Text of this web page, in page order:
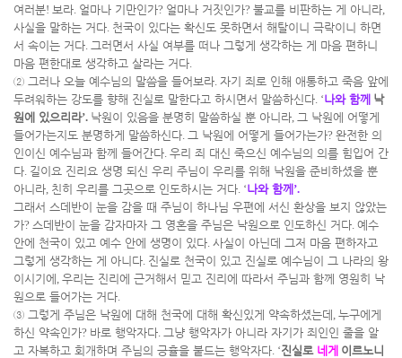
여러분! 보라. 얼마나 기만인가? 얼마나 거짓인가? 불교를 비판하는 게 아니라,
사실을 말하는 거다. 천국이 있다는 확신도 못하면서 해탈이니 극락이니 하면
서 속이는 거다. 그러면서 사실 여부를 떠나 그렇게 생각하는 게 마음 편하니
마음 편한대로 생각하고 살라는 거다.
② 그러나 오늘 예수님의 말씀을 들어보라. 자기 죄로 인해 애통하고 죽음 앞에
두려워하는 강도를 향해 진실로 말한다고 하시면서 말씀하신다. ‘나와 함께 낙
원에 있으리라’. 낙원이 있음을 분명히 말씀하실 뿐 아니라, 그 낙원에 어떻게
들어가는지도 분명하게 말씀하신다. 그 낙원에 어떻게 들어가는가? 완전한 의
인이신 예수님과 함께 들어간다. 우리 죄 대신 죽으신 예수님의 의를 힘입어 간
다. 길이요 진리요 생명 되신 우리 주님이 우리를 위해 낙원을 준비하셨을 뿐
아니라, 친히 우리를 그곳으로 인도하시는 거다. ‘나와 함께 ’.
그래서 스데반이 눈을 감을 때 주님이 하나님 우편에 서신 환상을 보지 않았는
가? 스데반이 눈을 감자마자 그 영혼을 주님은 낙원으로 인도하신 거다. 예수
안에 천국이 있고 예수 안에 생명이 있다. 사실이 아닌데 그저 마음 편하자고
그렇게 생각하는 게 아니다. 진실로 천국이 있고 진실로 예수님이 그 나라의 왕
이시기에 , 우리는 진리에 근거해서 믿고 진리에 따라서 주님과 함께 영원히 낙
원으로 들어가는 거다.
③ 그렇게 주님은 낙원에 대해 천국에 대해 확신있게 약속하셨는데 , 누구에게
하신 약속인가? 바로 행악자다. 그냥 행악자가 아니라 자기가 죄인인 줄을 알
고 자복하고 회개하며 주님의 긍휼을 붙드는 행악자다. ‘진실로 네게 이르노니